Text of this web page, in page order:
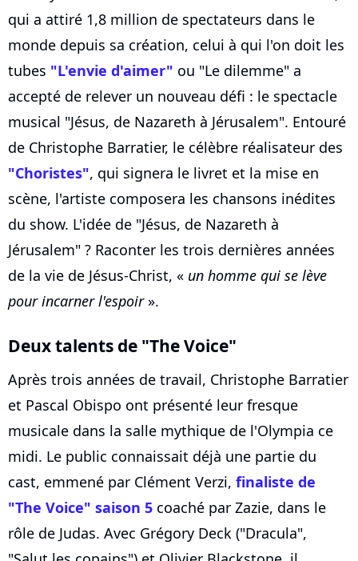
qui a attiré 1,8 million de spectateurs dans le
monde depuis sa création, celui à qui l'on doit les
tubes "L'envie d'aimer" ou "Le dilemme" a
accepté de relever un nouveau défi : le spectacle
musical "Jésus, de Nazareth à Jérusalem". Entouré
de Christophe Barratier, le célèbre réalisateur des
"Choristes", qui signera le livret et la mise en
scène, l'artiste composera les chansons inédites
du show. L'idée de "Jésus, de Nazareth à
Jérusalem" ? Raconter les trois dernières années
de la vie de Jésus-Christ, « un homme qui se lève
pour incarner l'espoir».
Deux talents de "The Voice"
Après trois années de travail, Christophe Barratier
et Pascal Obispo ont présenté leur fresque
musicale dans la salle mythique de l'Olympia ce
midi. Le public connaissait déjà une partie du
cast, emmené par Clément Verzi, finaliste de
"The Voice" saison 5 coaché par Zazie, dans le
rôle de Judas. Avec Grégory Deck ("Dracula",